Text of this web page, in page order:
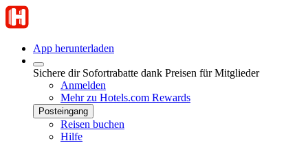
App herunterladen
Sichere dir Sofortrabatte dank Preisen für Mitglieder
Anmelden
Mehr zu Hotels.com Rewards
Posteingang
Reisen buchen
Hilfe